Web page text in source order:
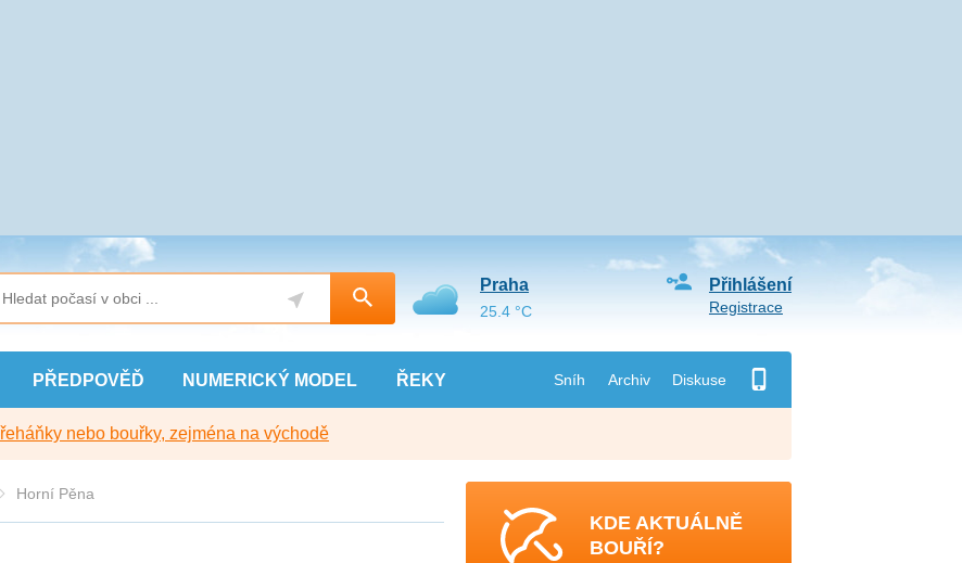
PŘEDPOVĚĎ NUMERICKÝ MODEL ŘEKY Sníh Archiv Diskuse
Přihlášení
Registrace
Praha
25.4 °C
nebo bouřky, zejména na východě
Horní Pěna
KDE AKTUÁLNĚ
BOUŘÍ?